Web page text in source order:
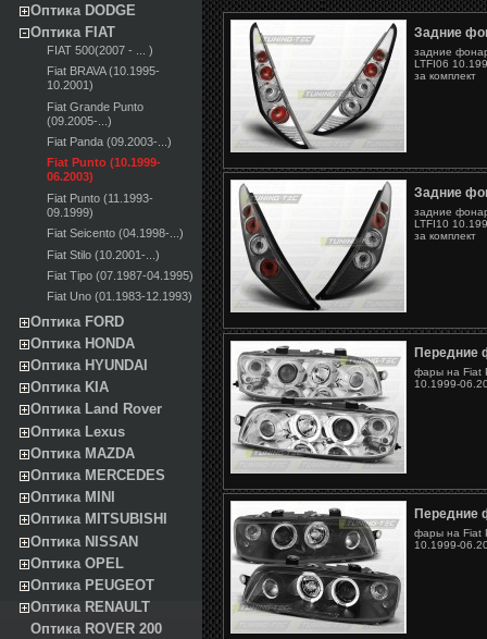
Оптика DODGE
Оптика FIAT
FIAT 500(2007 - ... )
Fiat BRAVA (10.1995-
10.2001)
Fiat Grande Punto
(09.2005-...)
Fiat Panda (09.2003-...)
Fiat Punto (10.1999-
06.2003)
Fiat Punto (11.1993-
09.1999)
Fiat Seicento (04.1998-...)
Fiat Stilo (10.2001-...)
Fiat Tipo (07.1987-04.1995)
Fiat Uno (01.1983-12.1993)
Оптика FORD
Оптика HONDA
Оптика HYUNDAI
Оптика KIA
Оптика Land Rover
Оптика Lexus
Оптика MAZDA
Оптика MERCEDES
Оптика MINI
Оптика MITSUBISHI
Оптика NISSAN
Оптика OPEL
Оптика PEUGEOT
Оптика RENAULT
Оптика ROVER 200
Задние
задние
LTFI06
за комплект
Задние
задние
LTFI10
за комплект
Передние
фары на Fiat
10.1999-
Передние
фары на Fiat
10.1999-